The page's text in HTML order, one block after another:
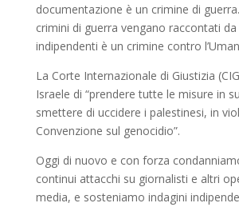
documentazione è un crimine di
crimini di guerra vengano raccontati da
indipendenti è un crimine contro
La Corte Internazionale di Giustizia
Israele di “prendere tutte le misure in
smettere di uccidere i palestinesi, in
Convenzione sul genocidio”.
Oggi di nuovo e con forza
continui attacchi su giornalisti e altri
media, e sosteniamo indagini